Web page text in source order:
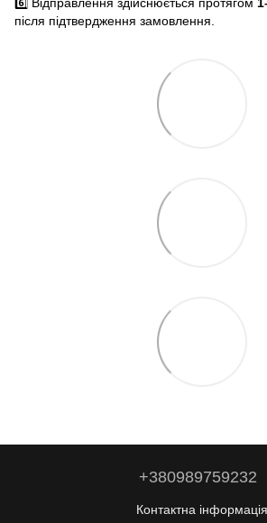
6️⃣ Відправлення здійснюється протягом
після підтвердження замовлення.
+380989759232
Контактна інформація